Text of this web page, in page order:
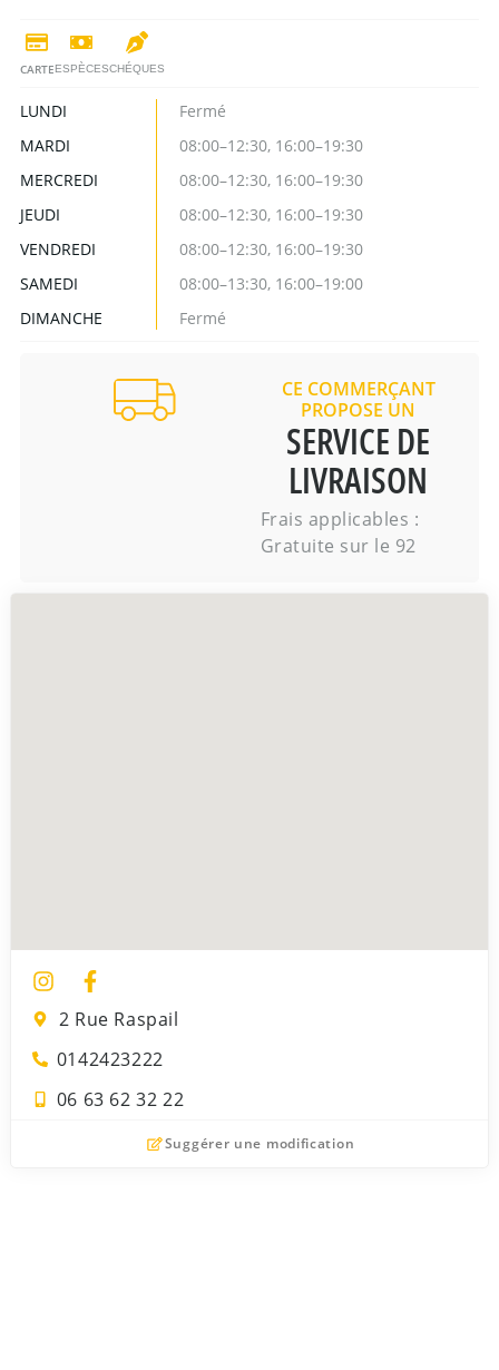
CARTEESPÈCESCHÉQUES
LUNDI
MARDI
MERCREDI
JEUDI
VENDREDI
SAMEDI
DIMANCHE
Fermé
08:00–12:30, 16:00–19:30
08:00–12:30, 16:00–19:30
08:00–12:30, 16:00–19:30
08:00–12:30, 16:00–19:30
08:00–13:30, 16:00–19:00
Fermé
CE COMMERÇANT
PROPOSE UN
SERVICE DE
LIVRAISON
Frais applicables :
Gratuite sur le 92
2 Rue Raspail
0142423222
06 63 62 32 22
Suggérer une modification